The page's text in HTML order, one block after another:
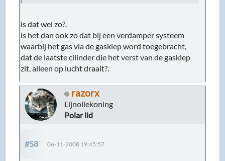
is dat wel zo?.
is het dan ook zo dat bij een verdamper systeem
waarbij het gas via de gasklep word toegebracht,
dat de laatste cilinder die het verst van de gasklep
zit, alleen op lucht draait?.
razorx
Lijnoliekoning
Polar lid
#58 06-11-2008 19:45:57